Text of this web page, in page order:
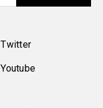
Twitter
Youtube